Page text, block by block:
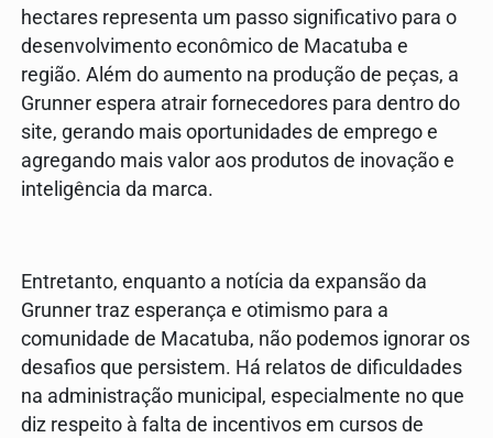
hectares representa um passo significativo para o
desenvolvimento econômico de Macatuba e
região. Além do aumento na produção de peças, a
Grunner espera atrair fornecedores para dentro do
site, gerando mais oportunidades de emprego e
agregando mais valor aos produtos de inovação e
inteligência da marca.
Entretanto, enquanto a notícia da expansão da
Grunner traz esperança e otimismo para a
comunidade de Macatuba, não podemos ignorar os
desafios que persistem. Há relatos de dificuldades
na administração municipal, especialmente no que
diz respeito à falta de incentivos em cursos de